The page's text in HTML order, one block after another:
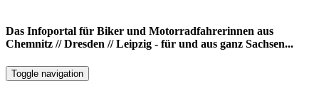
Das Infoportal für Biker und Motorradfahrerinnen aus
Chemnitz // Dresden // Leipzig - für und aus ganz Sachsen...
Toggle navigation